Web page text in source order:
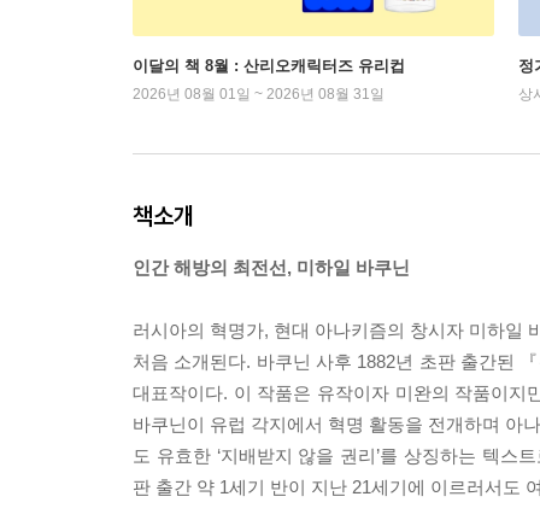
이달의 책 8월 : 산리오캐릭터즈 유리컵
2026년 08월 01일 ~ 2026년 08월 31일
정
상
책소개
인간 해방의 최전선, 미하일 바쿠닌
러시아의 혁명가, 현대 아나키즘의 창시자 미하일
처음 소개된다. 바쿠닌 사후 1882년 초판 출간된
대표작이다. 이 작품은 유작이자 미완의 작품이
바쿠닌이 유럽 각지에서 혁명 활동을 전개하며 아
도 유효한 ‘지배받지 않을 권리’를 상징하는 텍
판 출간 약 1세기 반이 지난 21세기에 이르러서도